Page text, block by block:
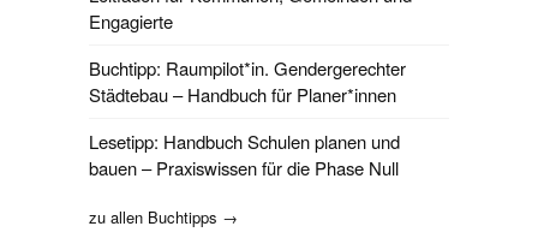
Engagierte
Buchtipp: Raumpilot*in. Gendergerechter
Städtebau – Handbuch für Planer*innen
Lesetipp: Handbuch Schulen planen und
bauen – Praxiswissen für die Phase Null
zu allen Buchtipps →